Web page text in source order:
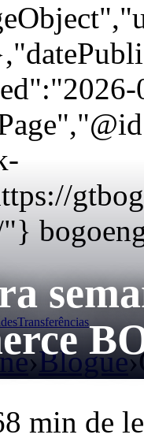
Transferências
›Blogue›
8 min de